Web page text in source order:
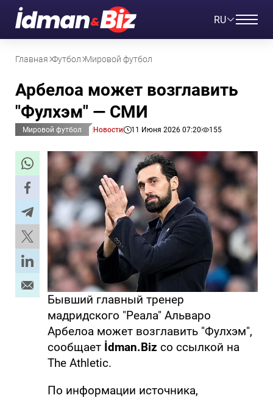
RU
Главная Футбол Мировой футбол
Арбелоа может возглавить
"Фулхэм" — СМИ
Мировой футбол Новости 11 Июня 2026 07:20 155
Бывший главный тренер
мадридского "Реала" Альваро
Арбелоа может возглавить "Фулхэм",
сообщает İdman.Biz со ссылкой на
The Athletic.
По информации источника,